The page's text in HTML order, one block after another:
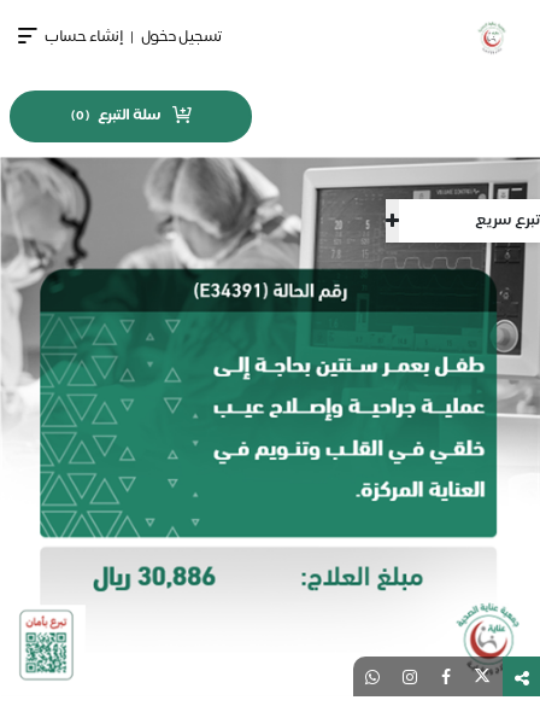
تبرع سريع
تسجيل دخول | إنشاء حساب
سلة التبرع (
0
)